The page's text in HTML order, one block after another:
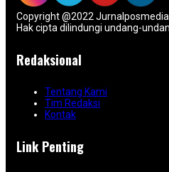
Copyright @2022
Hak cipta dilindungi undang-
Redaksional
Tentang Kami
Tim Redaksi
Kontak
Link Penting